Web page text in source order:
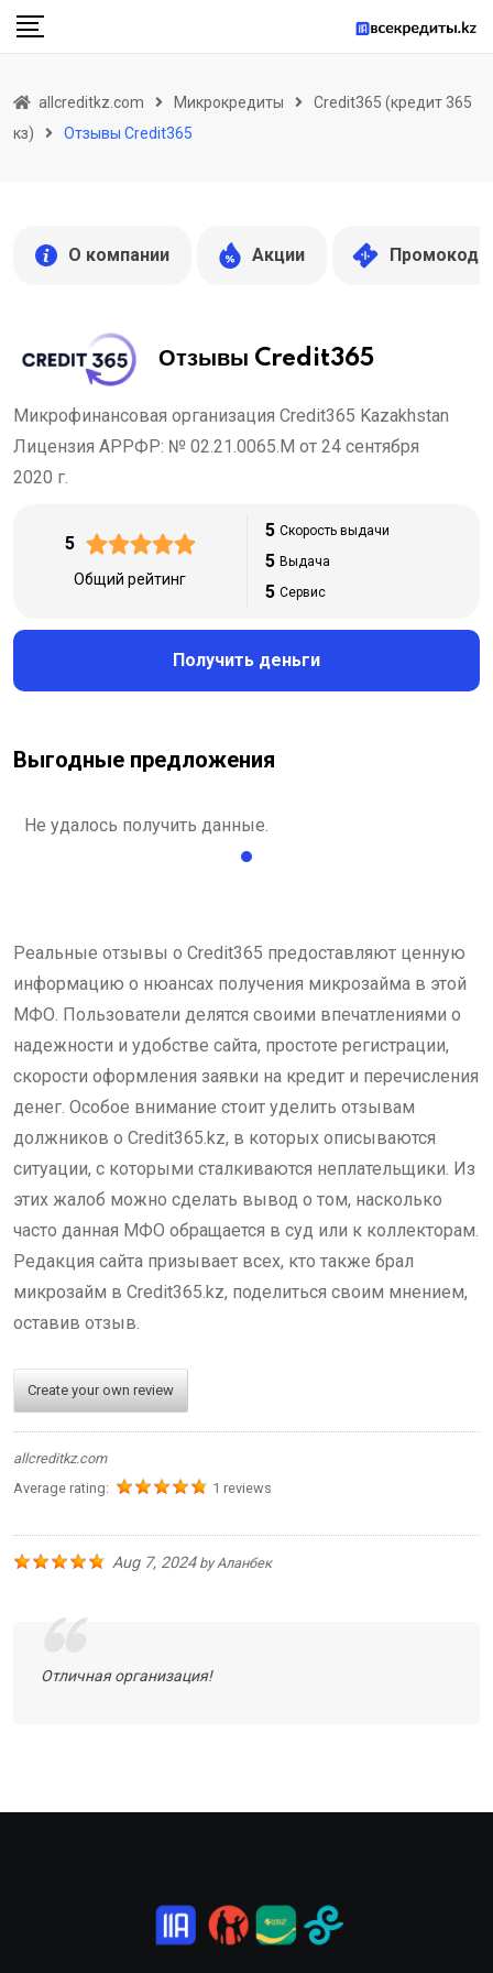
Skip
allcreditkz.com Микрокредиты
Credit365 (кредит 365
кз)
Отзывы Credit365
О компании Акции Промокоды
Отзывы Credit365
Микрофинансовая организация Credit365 Kazakhstan
Лицензия АРРФР: № 02.21.0065.М от 24 сентября
2020 г.
5
Общий рейтинг
5 Скорость выдачи
5 Выдача
5 Сервис
Получить деньги
Выгодные предложения
Не удалось получить данные.
Реальные отзывы о Credit365 предоставляют ценную
информацию о нюансах получения микрозайма в этой
МФО. Пользователи делятся своими впечатлениями о
надежности и удобстве сайта, простоте регистрации,
скорости оформления заявки на кредит и перечисления
денег. Особое внимание стоит уделить отзывам
должников о Credit365.kz, в которых описываются
ситуации, с которыми сталкиваются неплательщики. Из
этих жалоб можно сделать вывод о том, насколько
часто данная МФО обращается в суд или к коллекторам.
Редакция сайта призывает всех, кто также брал
микрозайм в Credit365.kz, поделиться своим мнением,
оставив отзыв.
Create your own review
allcreditkz.com
Average rating:
1 reviews
Aug 7, 2024byАланбек
Отличная организация!